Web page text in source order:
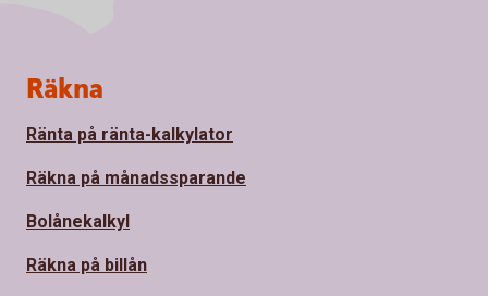
Sidfot
Räkna
Ränta på ränta-kalkylator
Räkna på månadssparande
Bolånekalkyl
Räkna på billån